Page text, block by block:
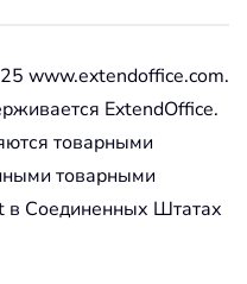
www.extendoffice.com.
ExtendOffice.
товарными
товарными
в Соединенных Штатах